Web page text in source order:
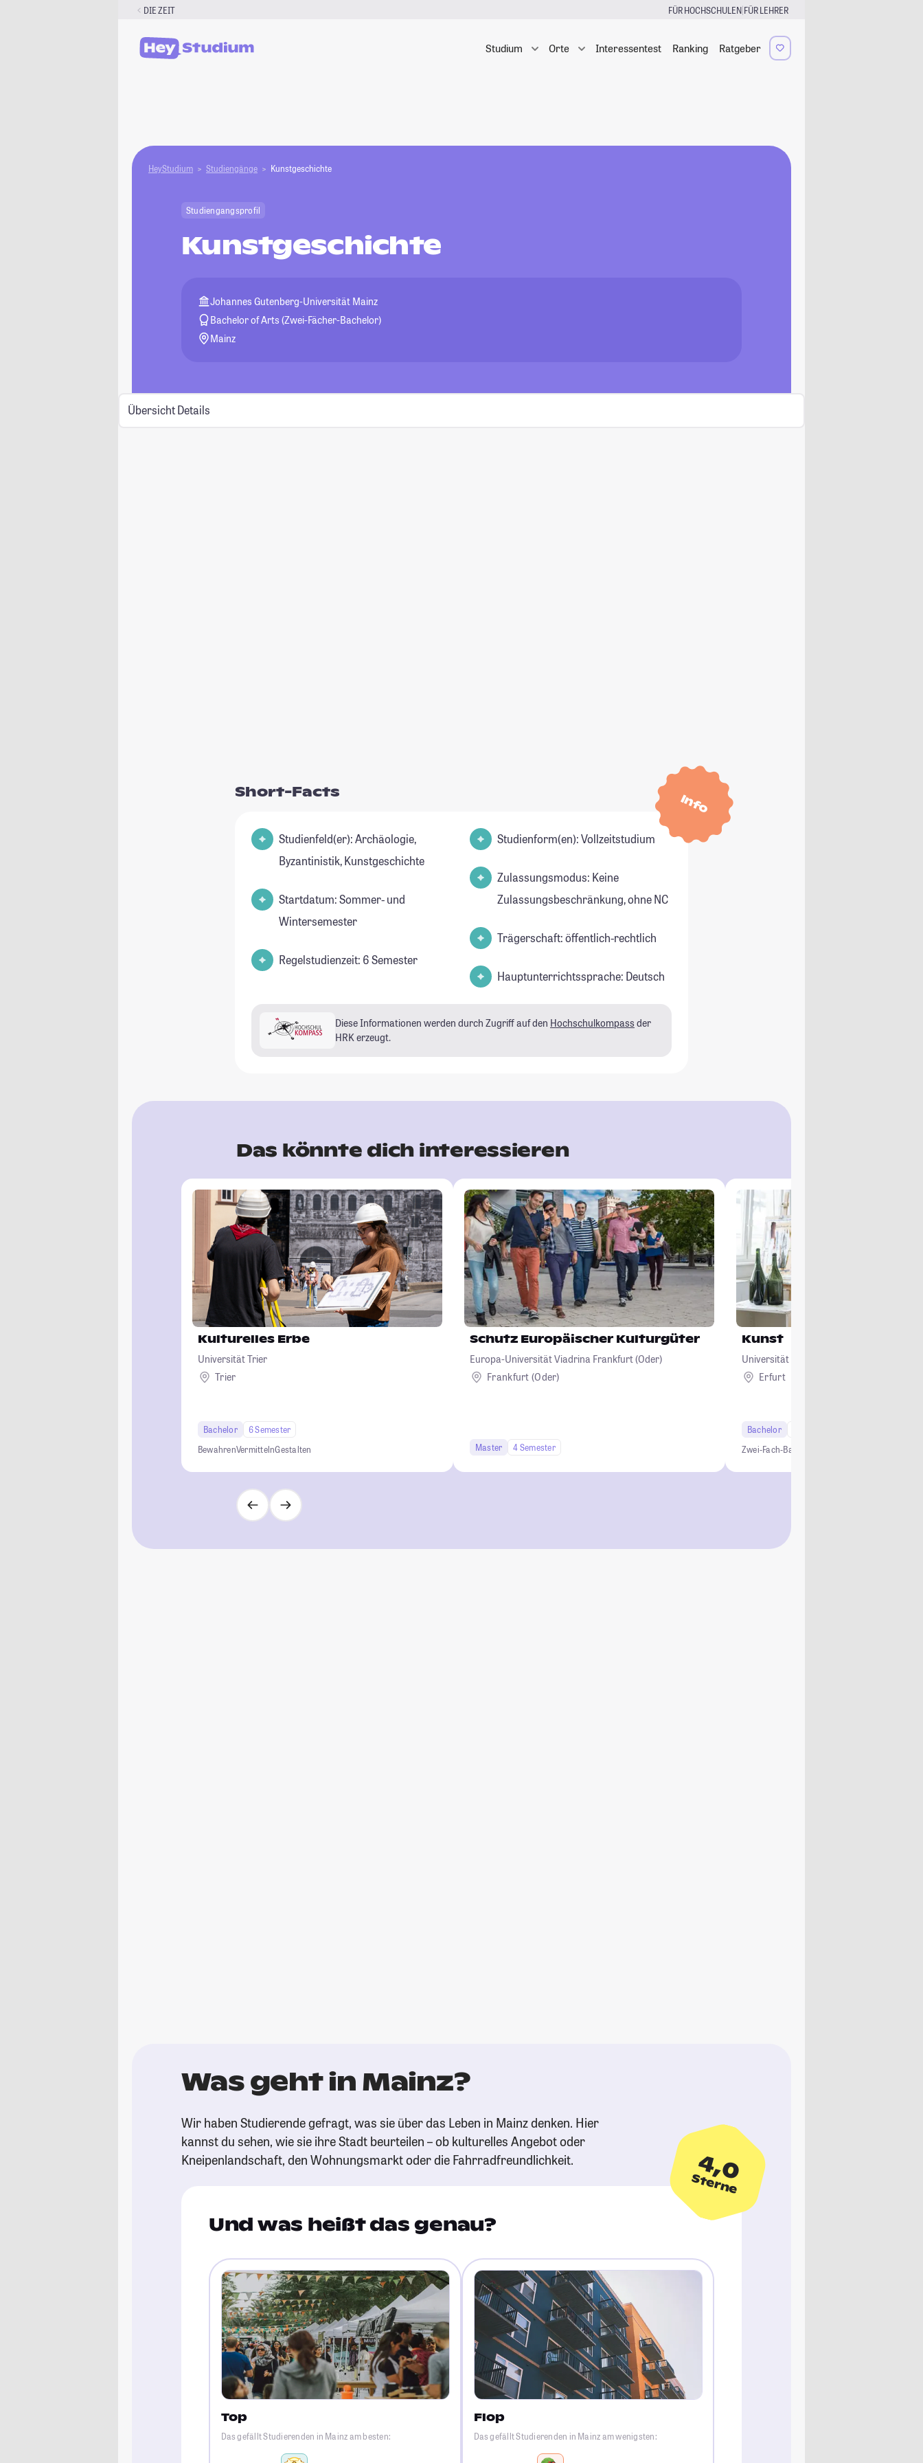
DIE ZEIT FÜR HOCHSCHULEN|FÜR LEHRER
Studium Orte Interessentest Ranking Ratgeber
HeyStudium Studiengänge Kunstgeschichte
Studiengangsprofil
Kunstgeschichte
Johannes Gutenberg-Universität Mainz
Bachelor of Arts (Zwei-Fächer-Bachelor)
Mainz
Übersicht Details
Info
Short-Facts
Studienfeld(er): Archäologie,
Byzantinistik, Kunstgeschichte
Startdatum: Sommer- und
Wintersemester
Regelstudienzeit: 6 Semester
Studienform(en): Vollzeitstudium
Zulassungsmodus: Keine
Zulassungsbeschränkung, ohne NC
Trägerschaft: öffentlich-rechtlich
Hauptunterrichtssprache: Deutsch
Diese Informationen werden durch Zugriff auf den Hochschulkompass der
HRK erzeugt.
Das könnte dich interessieren
Kulturelles Erbe
Universität Trier
Trier
Bachelor
6 Semester
BewahrenVermittelnGestalten
Schutz Europäischer Kulturgüter
Europa-Universität Viadrina Frankfurt (Oder)
Frankfurt (Oder)
Master 4 Semester
Kunst
Universität Erfurt
Erfurt
Bachelor
Zwei-Fach-Bachelor
Was geht in Mainz?
Wir haben Studierende gefragt, was sie über das Leben in Mainz denken. Hier
kannst du sehen, wie sie ihre Stadt beurteilen – ob kulturelles Angebot oder
Kneipenlandschaft, den Wohnungsmarkt oder die Fahrradfreundlichkeit.
4,0
Sterne
Und was heißt das genau?
Top
Das gefällt Studierenden in Mainz am besten:
Flop
Das gefällt Studierenden in Mainz am wenigsten: